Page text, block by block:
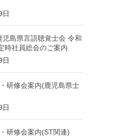
日
島県言語聴覚士会 令和
時社員総会のご案内
日
研修会案内(鹿児島県士
日
研修会案内(ST関連)